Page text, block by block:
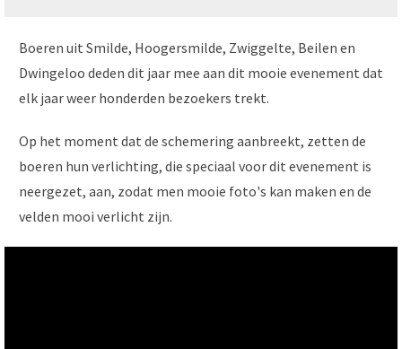
Boeren uit Smilde, Hoogersmilde, Zwiggelte, Beilen en
Dwingeloo deden dit jaar mee aan dit mooie evenement dat
elk jaar weer honderden bezoekers trekt.
Op het moment dat de schemering aanbreekt, zetten de
boeren hun verlichting, die speciaal voor dit evenement is
neergezet, aan, zodat men mooie foto's kan maken en de
velden mooi verlicht zijn.